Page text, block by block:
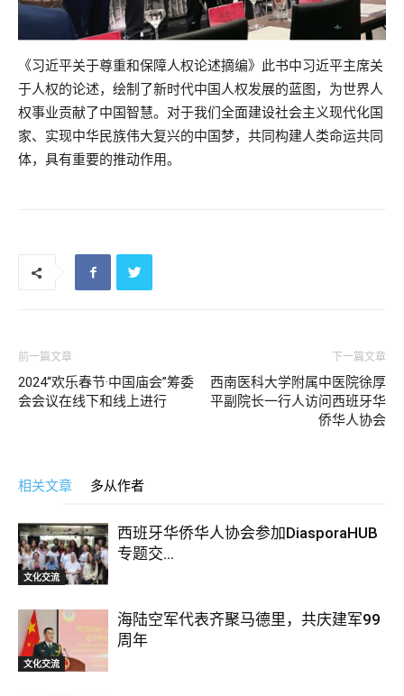
《习近平关于尊重和保障人权论述摘编》此书中习近平主席关
于人权的论述，绘制了新时代中国人权发展的蓝图，为世界人
权事业贡献了中国智慧。对于我们全面建设社会主义现代化国
家、实现中华民族伟大复兴的中国梦，共同构建人类命运共同
体，具有重要的推动作用。
前一篇文章
2024“欢乐春节·中国庙会”筹委
会会议在线下和线上进行
下一篇文章
西南医科大学附属中医院徐厚
平副院长一行人访问西班牙华
侨华人协会
相关文章 多从作者
文化交流
西班牙华侨华人协会参加DiasporaHUB
专题交...
文化交流
海陆空军代表齐聚马德里，共庆建军99
周年